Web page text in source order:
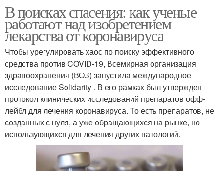
В поисках спасения: как ученые
работают над изобретением
лекарства от коронавируса
Чтобы урегулировать хаос по поиску эффективного
средства против COVID-19, Всемирная организация
здравоохранения (ВОЗ) запустила международное
исследование Solidarity . В его рамках был утвержден
протокол клинических исследований препаратов офф-
лейбл для лечения коронавируса. То есть препаратов, не
созданных с нуля, а уже обращающихся на рынке, но
использующихся для лечения других патологий.